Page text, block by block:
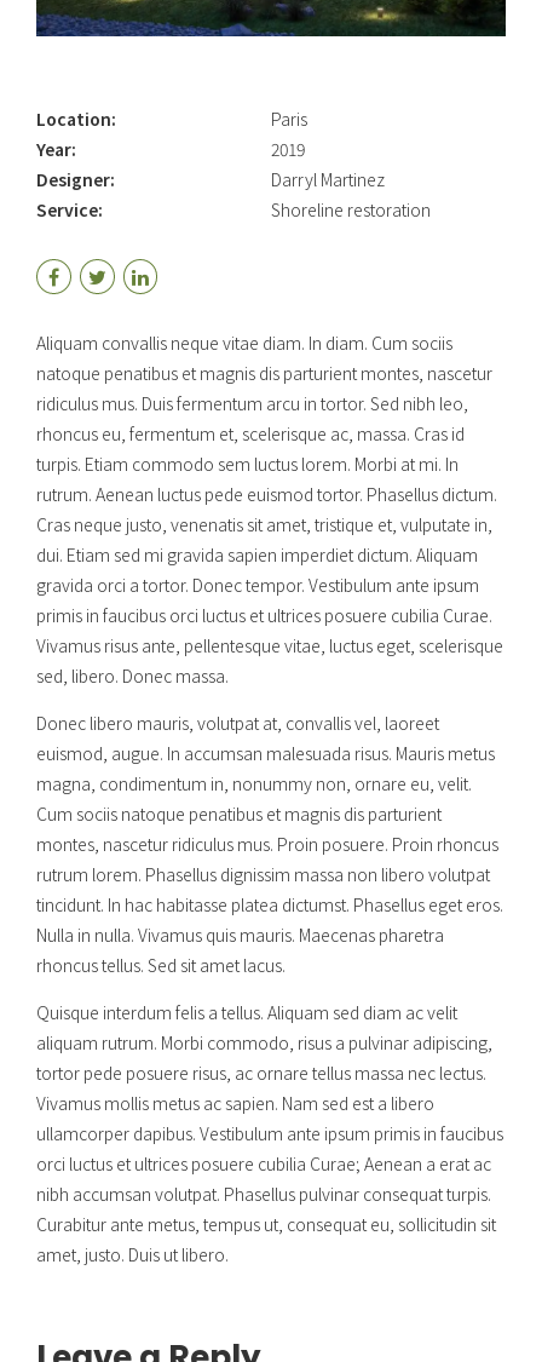
Location:
Paris
Year:
2019
Designer:
Darryl Martinez
Service:
Shoreline restoration
Aliquam convallis neque vitae diam. In diam. Cum sociis
natoque penatibus et magnis dis parturient montes, nascetur
ridiculus mus. Duis fermentum arcu in tortor. Sed nibh leo,
rhoncus eu, fermentum et, scelerisque ac, massa. Cras id
turpis. Etiam commodo sem luctus lorem. Morbi at mi. In
rutrum. Aenean luctus pede euismod tortor. Phasellus dictum.
Cras neque justo, venenatis sit amet, tristique et, vulputate in,
dui. Etiam sed mi gravida sapien imperdiet dictum. Aliquam
gravida orci a tortor. Donec tempor. Vestibulum ante ipsum
primis in faucibus orci luctus et ultrices posuere cubilia Curae.
Vivamus risus ante, pellentesque vitae, luctus eget, scelerisque
sed, libero. Donec massa.
Donec libero mauris, volutpat at, convallis vel, laoreet
euismod, augue. In accumsan malesuada risus. Mauris metus
magna, condimentum in, nonummy non, ornare eu, velit.
Cum sociis natoque penatibus et magnis dis parturient
montes, nascetur ridiculus mus. Proin posuere. Proin rhoncus
rutrum lorem. Phasellus dignissim massa non libero volutpat
tincidunt. In hac habitasse platea dictumst. Phasellus eget eros.
Nulla in nulla. Vivamus quis mauris. Maecenas pharetra
rhoncus tellus. Sed sit amet lacus.
Quisque interdum felis a tellus. Aliquam sed diam ac velit
aliquam rutrum. Morbi commodo, risus a pulvinar adipiscing,
tortor pede posuere risus, ac ornare tellus massa nec lectus.
Vivamus mollis metus ac sapien. Nam sed est a libero
ullamcorper dapibus. Vestibulum ante ipsum primis in faucibus
orci luctus et ultrices posuere cubilia Curae; Aenean a erat ac
nibh accumsan volutpat. Phasellus pulvinar consequat turpis.
Curabitur ante metus, tempus ut, consequat eu, sollicitudin sit
amet, justo. Duis ut libero.